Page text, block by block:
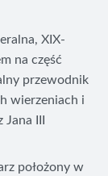
XIX-
na część
przewodnik
wierzeniach i
III
położony w